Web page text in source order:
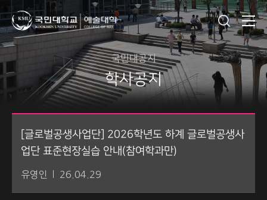
국민대공지
학사공지
[글로벌공생사업단] 2026학년도 하계 글로벌공생사
업단 표준현장실습 안내(참여학과만)
유영인 26.04.29